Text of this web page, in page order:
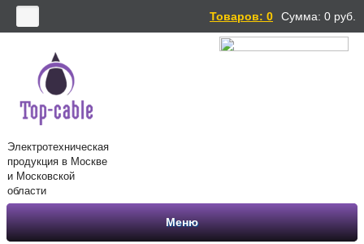
Товаров: 0 Сумма: 0 руб.
Электротехническая
продукция в Москве
и Московской
области
Меню